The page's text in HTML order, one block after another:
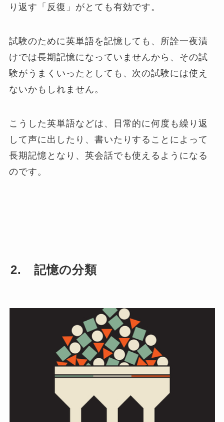
り返す「反復」がとても有効です。
試験のために英単語を記憶しても、所詮一夜漬
けでは長期記憶になっていませんから、その試
験がうまくいったとしても、次の試験には使え
ないかもしれません。
こうした英単語などは、日常的に何度も繰り返
して声に出したり、書いたりすることによって
長期記憶となり、英会話でも使えるようになる
のです。
2. 記憶の分類